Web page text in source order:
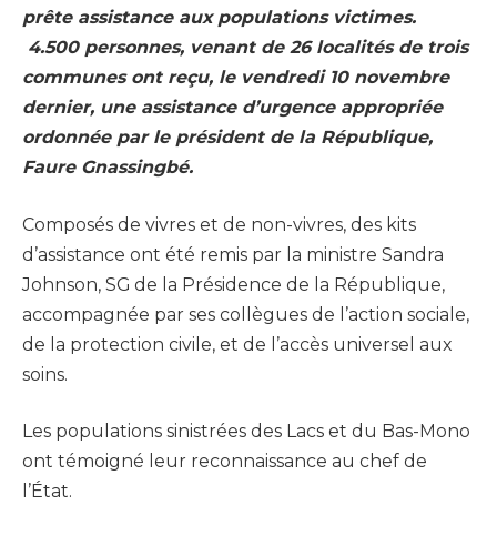
prête assistance aux populations victimes.
4.500 personnes, venant de 26 localités de trois
communes ont reçu, le vendredi 10 novembre
dernier, une assistance d’urgence appropriée
ordonnée par le président de la République,
Faure Gnassingbé.
Composés de vivres et de non-vivres, des kits
d’assistance ont été remis par la ministre Sandra
Johnson, SG de la Présidence de la République,
accompagnée par ses collègues de l’action sociale,
de la protection civile, et de l’accès universel aux
soins.
Les populations sinistrées des Lacs et du Bas-Mono
ont témoigné leur reconnaissance au chef de
l’État.